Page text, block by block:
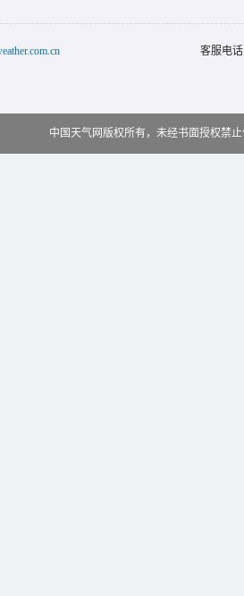
客服电
中国天气网版权所有，未经书面授权